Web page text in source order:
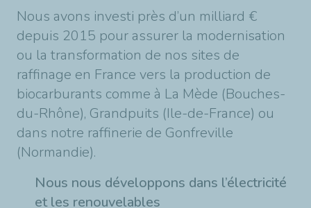
Nous avons investi près d’un milliard €
depuis 2015 pour assurer la modernisation
ou la transformation de nos sites de
raffinage en France vers la production de
biocarburants comme à La Mède (Bouches-
du-Rhône), Grandpuits (Ile-de-France) ou
dans notre raffinerie de Gonfreville
(Normandie).
Nous nous développons dans l’électricité
et les renouvelables